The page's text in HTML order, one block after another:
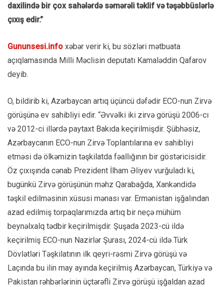
daxilində bir çox sahələrdə səmərəli təklif və təşəbbüslərlə
çıxış edir.”
Gununsesi.info xəbər verir ki, bu sözləri mətbuata
açıqlamasında Milli Məclisin deputatı Kamaləddin Qafarov
deyib.
O, bildirib ki, Azərbaycan artıq üçüncü dəfədir ECO-nun Zirvə
görüşünə ev sahibliyi edir. “Əvvəlki iki zirvə görüşü 2006-cı
və 2012-ci illərdə paytaxt Bakıda keçirilmişdir. Şübhəsiz,
Azərbaycanın ECO-nun Zirvə Toplantılarına ev sahibliyi
etməsi də ölkəmizin təşkilatda fəallığının bir göstəricisidir.
Öz çıxışında cənab Prezident İlham Əliyev vurğuladı ki,
bugünkü Zirvə görüşünün məhz Qarabağda, Xankəndidə
təşkil edilməsinin xüsusi mənası var. Ermənistan işğalından
azad edilmiş torpaqlarımızda artıq bir neçə mühüm
beynəlxalq tədbir keçirilmişdir. Şuşada 2023-cü ildə
keçirilmiş ECO-nun Nazirlər Şurası, 2024-cü ildə Türk
Dövlətləri Təşkilatının ilk qeyri-rəsmi Zirvə görüşü və
Laçında bu ilin may ayında keçirilmiş Azərbaycan, Türkiyə və
Pakistan rəhbərlərinin üçtərəfli Zirvə görüşü işğaldan azad